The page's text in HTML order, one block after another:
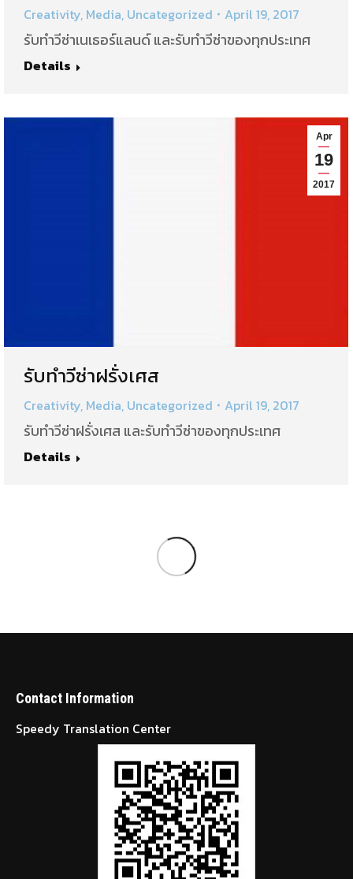
Creativity, Media, Uncategorized April 19, 2017
รับทำวีซ่าเนเธอร์แลนด์ และรับทำวีซ่าของทุกประเทศ
Details
Apr
19
2017
รับทำวีซ่าฝรั่งเศส
Creativity, Media, Uncategorized April 19, 2017
รับทำวีซ่าฝรั่งเศส และรับทำวีซ่าของทุกประเทศ
Details
Contact Information
Speedy Translation Center